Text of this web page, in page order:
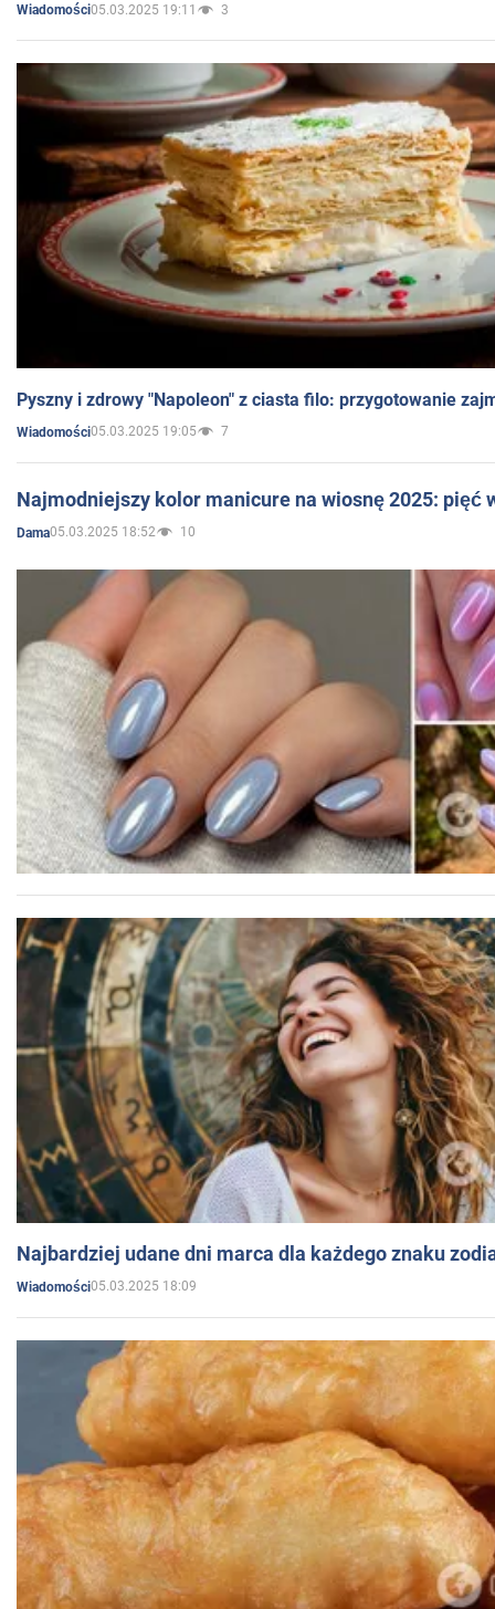
Wiadomości05.03.2025 19:11 3
Pyszny i zdrowy "Napoleon" z ciasta filo: przygotowanie
Wiadomości05.03.2025 19:05 7
Najmodniejszy kolor manicure na wiosnę 2025: pięć
Dama05.03.2025 18:52 10
Najbardziej udane dni marca dla każdego znaku
Wiadomości05.03.2025 18:09